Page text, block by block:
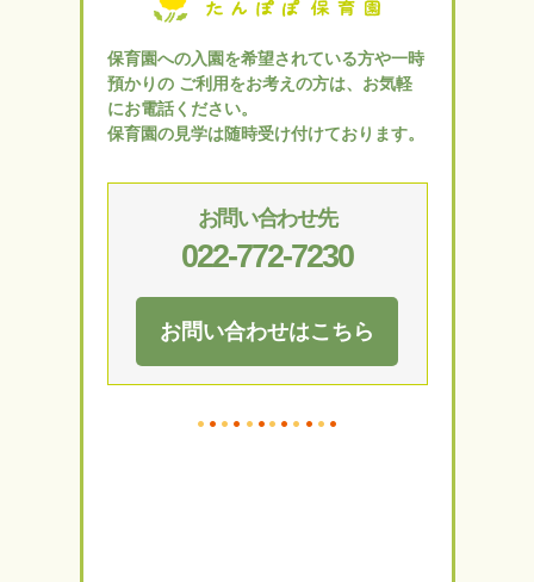
保育園への入園を希望されている方や一時
預かりのご利用をお考えの方は、お気軽
にお電話ください。
保育園の見学は随時受け付けております。
お問い合わせ先
022-772-7230
お問い合わせはこちら